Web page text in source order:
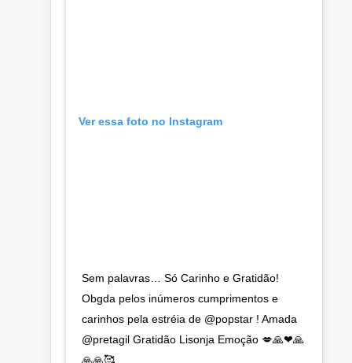
Ver essa foto no Instagram
Sem palavras… Só Carinho e Gratidão!
Obgda pelos inúmeros cumprimentos e
carinhos pela estréia de @popstar ! Amada
@pretagil Gratidão Lisonja Emoção 💋🙏❤🙏
🙏🙏🥰